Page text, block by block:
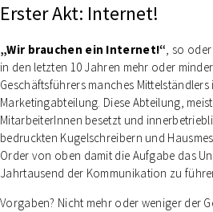
Erster Akt: Internet!
„Wir brauchen ein Internet!“, so
in den letzten 10 Jahren mehr oder
Geschäftsführers manches
Marketingabteilung. Diese Abteilung,
MitarbeiterInnen besetzt und
bedruckten Kugelschreibern und
Order von oben damit die Aufgabe das
Jahrtausend der Kommunikation zu
Vorgaben? Nicht mehr oder weniger der